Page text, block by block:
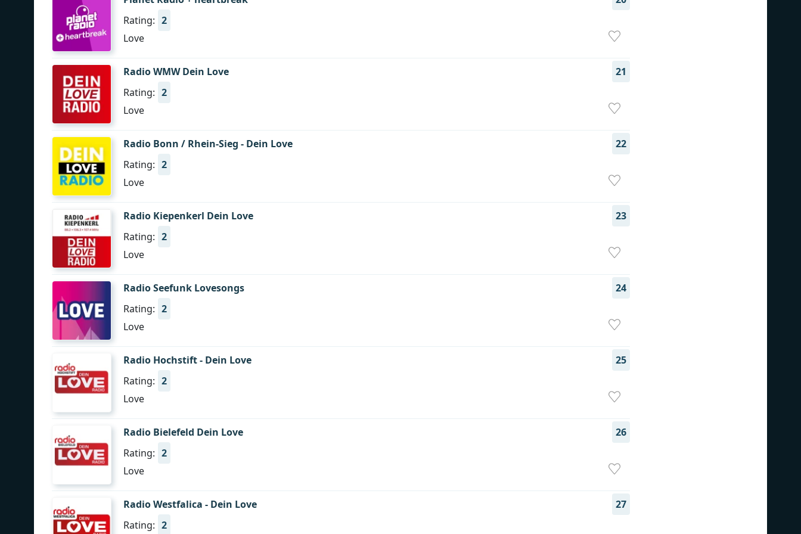
Rating: 2
Love
Radio WMW Dein Love
21
Rating: 2
Love
Radio Bonn / Rhein-Sieg - Dein Love
22
Rating: 2
Love
Radio Kiepenkerl Dein Love
23
Rating: 2
Love
Radio Seefunk Lovesongs
24
Rating: 2
Love
Radio Hochstift - Dein Love
25
Rating: 2
Love
Radio Bielefeld Dein Love
26
Rating: 2
Love
Radio Westfalica - Dein Love
27
Rating: 2